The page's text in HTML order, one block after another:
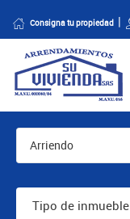
Consigna tu propiedad
Tipo de inmueble